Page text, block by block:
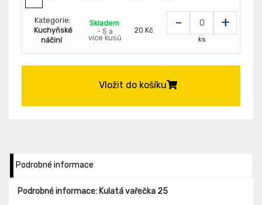
Kategorie:
Kuchyňské
náčiní
Skladem
- 5 a
více kusů
20 Kč - +
ks
Vložit do košíku
Podrobné informace
Podrobné informace: Kulatá vařečka 25